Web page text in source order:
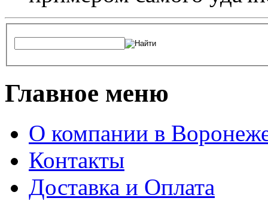
Главное меню
О компании в
Контакты
Доставка и Оплата